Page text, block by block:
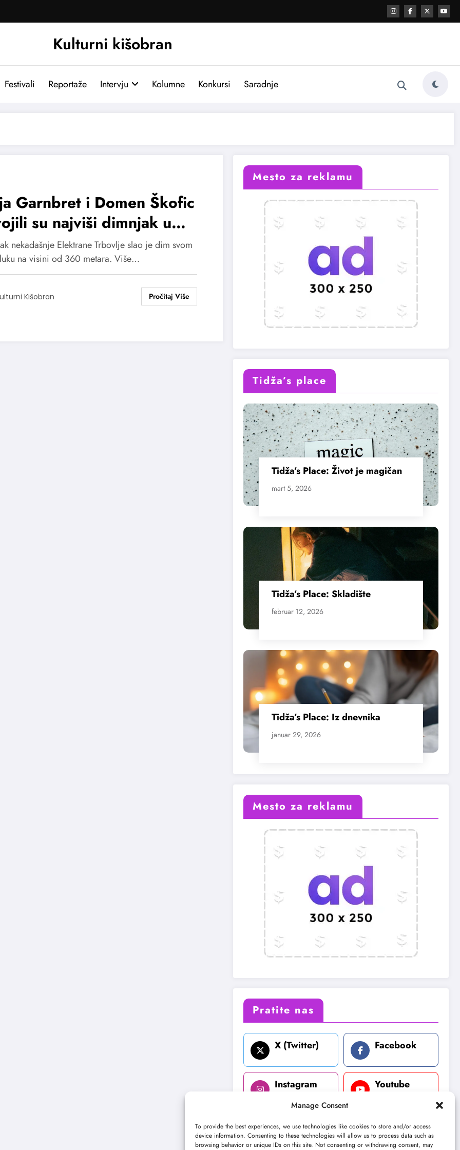
Manage Consent
To provide the best experiences, we use technologies like cookies to store and/or access
device information. Consenting to these technologies will allow us to process data such as
browsing behavior or unique IDs on this site. Not consenting or withdrawing consent, may
Kulturni kišobran
Festivali Reportaže Intervju Kolumne Konkursi Saradnje
Garnbret i Domen Škofic
su najviši dimnjak u
koji dostiže čak 360
visine!
nekadašnje Elektrane Trbovlje slao je dim svom
na visini od 360 metara. Više…
Kišobran
Mesto za reklamu
Tidža’s place
Tidža’s Place: Život je magičan
mart 5, 2026
Tidža’s Place: Skladište
februar 12, 2026
Tidža’s Place: Iz dnevnika
januar 29, 2026
Mesto za reklamu
Pratite nas
X (Twitter) Facebook
Instagram Youtube
LinkedIn